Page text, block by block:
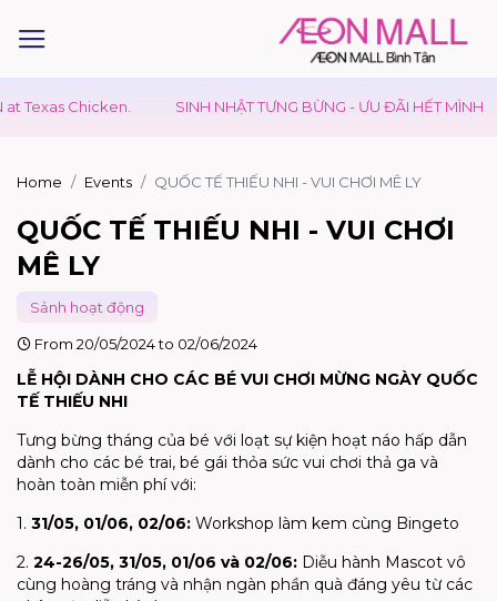
Chicken. SINH NHẬT TƯNG BỪNG - ƯU ĐÃI HẾT MÌNH
Home Events QUỐC TẾ THIẾU NHI - VUI CHƠI MÊ LY
QUỐC TẾ THIẾU NHI - VUI CHƠI
MÊ LY
Sảnh hoạt động
From 20/05/2024 to 02/06/2024
LỄ HỘI DÀNH CHO CÁC BÉ VUI CHƠI MỪNG NGÀY QUỐC
TẾ THIẾU NHI
Tưng bừng tháng của bé với loạt sự kiện hoạt náo hấp dẫn
dành cho các bé trai, bé gái thỏa sức vui chơi thả ga và
hoàn toàn miễn phí với:
1. 31/05, 01/06, 02/06: Workshop làm kem cùng Bingeto
2. 24-26/05, 31/05, 01/06 và 02/06: Diễu hành Mascot vô
cùng hoàng tráng và nhận ngàn phần quà đáng yêu từ các